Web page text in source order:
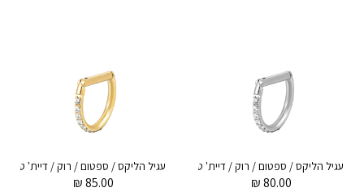
עגיל הליקס / ספטום / רוק / דיית' טבעת D קליקר מטיטניום 1.2 * 10 / 8 מ"מ וקריסטלים לבנים
80.00
₪
85.00
₪